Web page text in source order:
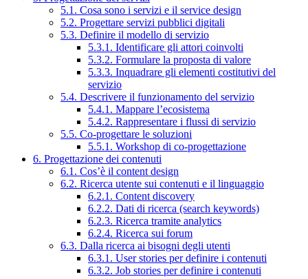
5.1. Cosa sono i servizi e il service design
5.2. Progettare servizi pubblici digitali
5.3. Definire il modello di servizio
5.3.1. Identificare gli attori coinvolti
5.3.2. Formulare la proposta di valore
5.3.3. Inquadrare gli elementi costitutivi del
servizio
5.4. Descrivere il funzionamento del servizio
5.4.1. Mappare l’ecosistema
5.4.2. Rappresentare i flussi di servizio
5.5. Co-progettare le soluzioni
5.5.1. Workshop di co-progettazione
6. Progettazione dei contenuti
6.1. Cos’è il content design
6.2. Ricerca utente sui contenuti e il linguaggio
6.2.1. Content discovery
6.2.2. Dati di ricerca (search keywords)
6.2.3. Ricerca tramite analytics
6.2.4. Ricerca sui forum
6.3. Dalla ricerca ai bisogni degli utenti
6.3.1. User stories per definire i contenuti
6.3.2. Job stories per definire i contenuti